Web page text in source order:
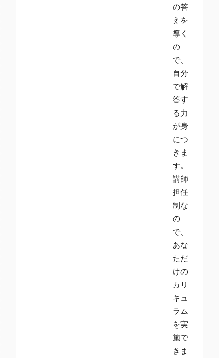
の答
えを
導く
の
で、
自分
で解
答す
る力
が身
につ
きま
す。
講師
担任
制な
の
で、
あな
ただ
けの
カリ
キュ
ラム
を実
施で
きま